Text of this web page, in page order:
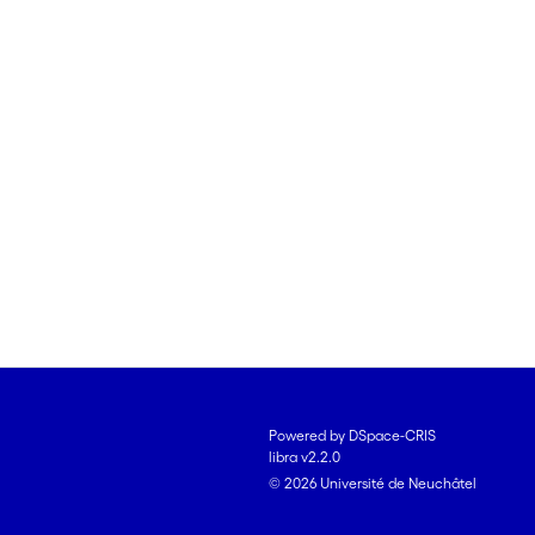
Powered by DSpace-CRIS
libra v2.2.0
© 2026 Université de Neuchâtel